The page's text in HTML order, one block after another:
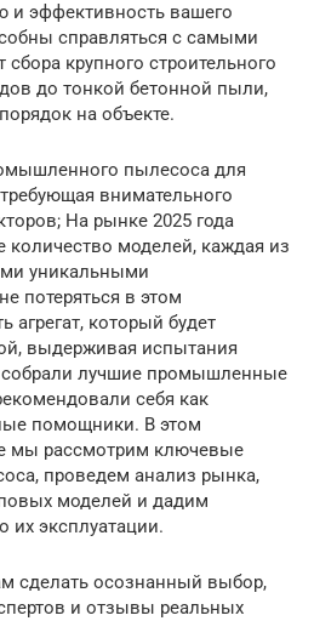
и эффективность вашего
справляться с самыми
крупного строительного
до тонкой бетонной пыли,
на объекте.
пылесоса для
внимательного
На рынке 2025 года
количество моделей, каждая из
уникальными
потеряться в этом
агрегат, который будет
выдерживая испытания
лучшие промышленные
себя как
помощники. В этом
мы рассмотрим ключевые
проведем анализ рынка,
моделей и дадим
их эксплуатации.
сделать осознанный выбор,
и отзывы реальных